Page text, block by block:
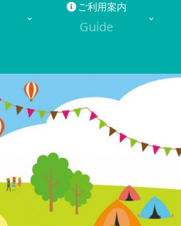
ご利用案内
Guide